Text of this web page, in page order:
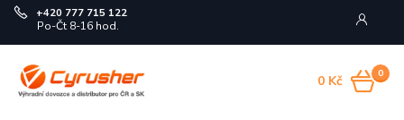
+420 777 715 122
Po-Čt 8-16 hod.
0
0 Kč